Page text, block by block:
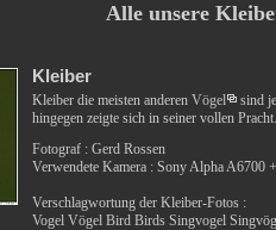
Alle unsere
Kleiber
Kleiber die meisten anderenVögel
sind
hingegen zeigte sich in seiner vollen Pracht.
Fotograf : Gerd Rossen
Verwendete Kamera : Sony Alpha A6700
Verschlagwortung der Kleiber-Fotos :
Vogel Vögel Bird Birds Singvogel